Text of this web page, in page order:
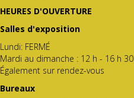
HEURES D'OUVERTURE
Salles d'exposition
Lundi: FERMÉ
Mardi au dimanche : 12 h - 16 h 30
Également sur rendez-vous
Bureaux